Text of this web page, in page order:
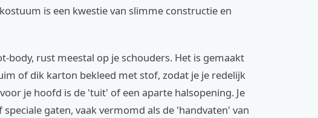
is een kwestie van slimme constructie en
body, rust meestal op je schouders. Het is gemaakt
of dik karton bekleed met stof, zodat je je redelijk
je hoofd is de 'tuit' of een aparte halsopening. Je
gaten, vaak vermomd als de 'handvaten' van